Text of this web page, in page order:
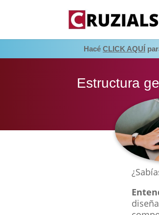
Hacé CLICK AQUÍ
Estructura